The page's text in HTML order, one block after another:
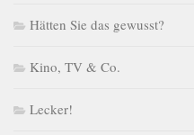
Hätten Sie das gewusst?
Kino, TV & Co.
Lecker!